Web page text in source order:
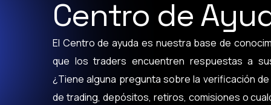
Criptomonedas
Especificaciones del
Políticas de
Centro de
El Centro de ayuda es nuestra base de
que los traders encuentren respuestas a
¿Tiene alguna pregunta sobre la verificación
de trading, depósitos, retiros, comisiones o